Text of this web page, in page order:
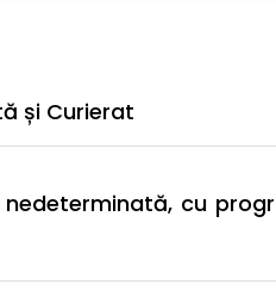
și Curierat
cu